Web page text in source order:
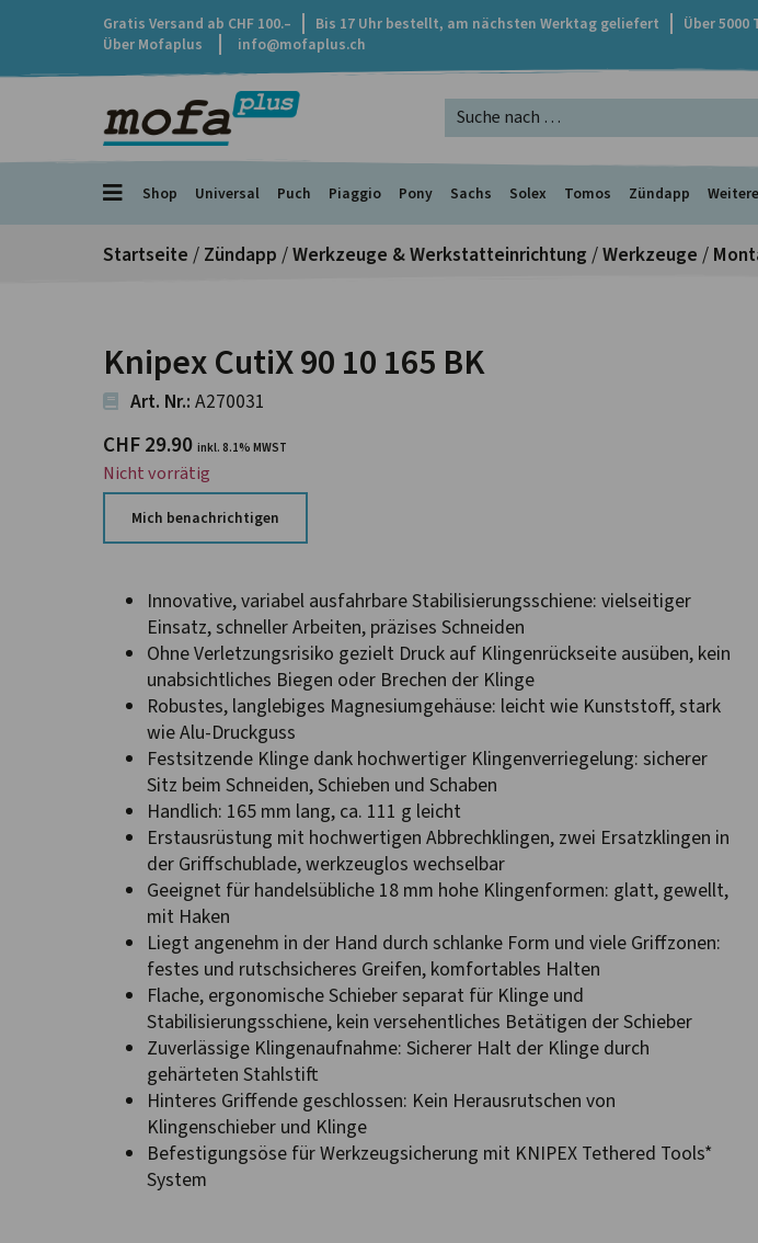
Gratis Versand ab CHF 100.– Bis 17 Uhr bestellt, am nächsten Werktag geliefert
Über 5000
Über Mofaplus
info@mofaplus.ch
Shop Universal Puch Piaggio Pony Sachs Solex Tomos Zündapp
Startseite / Zündapp /Werkzeuge & Werkstatteinrichtung /Werkzeuge /
Knipex CutiX 90 10 165 BK
Art. Nr.: A270031
CHF 29.90 inkl. 8.1% MWST
Nicht vorrätig
Mich benachrichtigen
Innovative, variabel ausfahrbare Stabilisierungsschiene: vielseitiger
Einsatz, schneller Arbeiten, präzises Schneiden
Ohne Verletzungsrisiko gezielt Druck auf Klingenrückseite ausüben, kein
unabsichtliches Biegen oder Brechen der Klinge
Robustes, langlebiges Magnesiumgehäuse: leicht wie Kunststoff, stark
wie Alu-Druckguss
Festsitzende Klinge dank hochwertiger Klingenverriegelung: sicherer
Sitz beim Schneiden, Schieben und Schaben
Handlich: 165 mm lang, ca. 111 g leicht
Erstausrüstung mit hochwertigen Abbrechklingen, zwei Ersatzklingen in
der Griffschublade, werkzeuglos wechselbar
Geeignet für handelsübliche 18 mm hohe Klingenformen: glatt, gewellt,
mit Haken
Liegt angenehm in der Hand durch schlanke Form und viele Griffzonen:
festes und rutschsicheres Greifen, komfortables Halten
Flache, ergonomische Schieber separat für Klinge und
Stabilisierungsschiene, kein versehentliches Betätigen der Schieber
Zuverlässige Klingenaufnahme: Sicherer Halt der Klinge durch
gehärteten Stahlstift
Hinteres Griffende geschlossen: Kein Herausrutschen von
Klingenschieber und Klinge
Befestigungsöse für Werkzeugsicherung mit KNIPEX Tethered Tools*
System